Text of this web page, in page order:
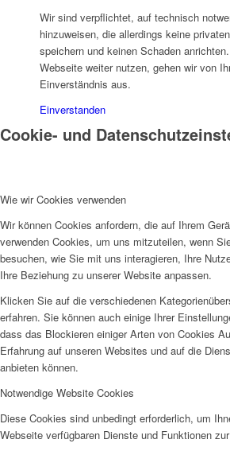
Wir sind verpflichtet, auf technisch
hinzuweisen, die allerdings keine
speichern und keinen Schaden
Webseite weiter nutzen, gehen wir von
Einverständnis aus.
Einverstanden
Cookie- und
Wie wir Cookies verwenden
Wir können Cookies anfordern, die auf Ihrem
verwenden Cookies, um uns mitzuteilen, wenn
besuchen, wie Sie mit uns interagieren, Ihre
Ihre Beziehung zu unserer Website anpassen.
Klicken Sie auf die verschiedenen
erfahren. Sie können auch einige Ihrer
dass das Blockieren einiger Arten von Cookies
Erfahrung auf unseren Websites und auf die
anbieten können.
Notwendige Website Cookies
Diese Cookies sind unbedingt erforderlich, um
Webseite verfügbaren Dienste und Funktionen